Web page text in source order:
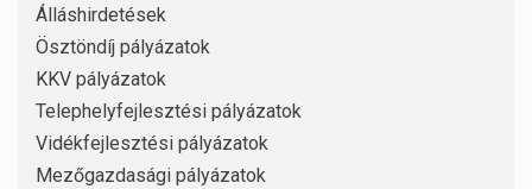
Álláshirdetések
Ösztöndíj pályázatok
KKV pályázatok
Telephelyfejlesztési pályázatok
Vidékfejlesztési pályázatok
Mezőgazdasági pályázatok